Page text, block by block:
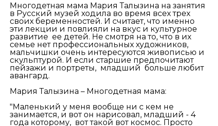
Многодетная мама Мария Талызина на занятия
в Русский музей ходила во время всех трех
своих беременностей. И считает, что именно
эти лекции и повлияли на вкус и культурное
развитие ее детей. Не смотря на то, что в их
семье нет профессиональных художников,
мальчишки очень интересуются живописью и
скульптурой. И если старшие предпочитают
пейзажи и портреты, младший больше любит
авангард.
Мария Талызина – Многодетная мама:
"Маленький у меня вообще ни с кем не
занимается, и вот он нарисовал, младший - 4
года которому, вот такой вот космос. Просто